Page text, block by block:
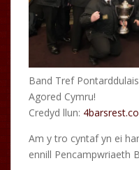
Band Tref
Agored Cymru!
Credyd llun:
Am y tro cyntaf yn ei
ennill Pencampwriaeth